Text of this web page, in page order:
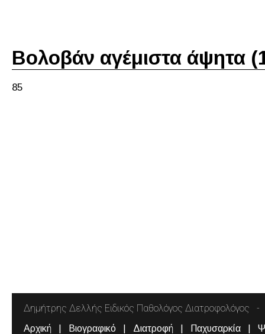
Βολοβάν αγέμιστα άψητα
85
Δημήτρης Δελλής Ειδικός Παθολόγος Διατροφολόγος
Αρχική Βιογραφικό Διατροφή Παχυσαρκία